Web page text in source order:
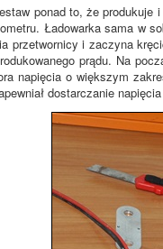
ponad to, że produkuje
Ładowarka sama w
przetwornicy i zaczyna
prądu. Na
napięcia o większym
dostarczanie